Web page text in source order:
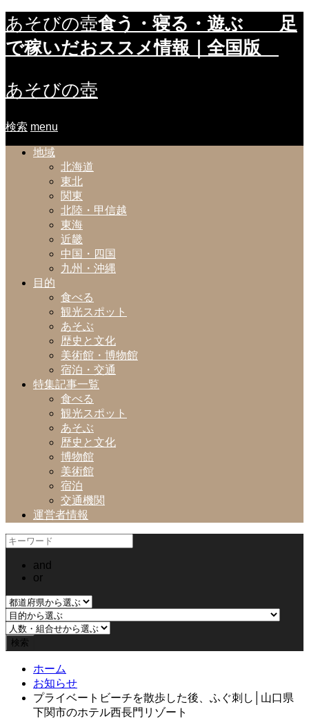
あそびの壺食う・寝る・遊ぶ 足
で稼いだおススメ情報｜全国版
あそびの壺
検索 menu
地域
北海道
東北
関東
北陸・甲信越
東海
近畿
中国・四国
九州・沖縄
目的
食べる
観光スポット
あそぶ
歴史と文化
美術館・博物館
宿泊・交通
特集記事一覧
食べる
観光スポット
あそぶ
歴史と文化
博物館
美術館
宿泊
交通機関
運営者情報
and
or
ホーム
お知らせ
プライベートビーチを散歩した後、ふぐ刺し│山口県
下関市のホテル西長門リゾート